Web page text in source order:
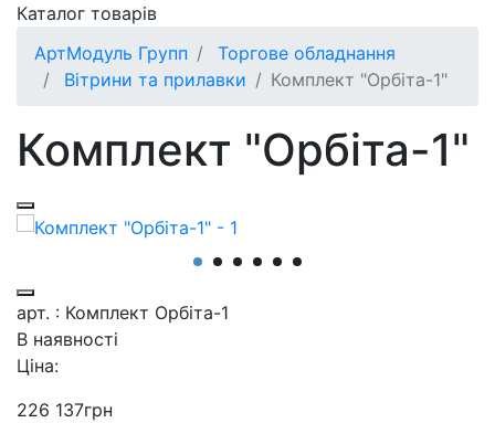
Каталог товарів
АртМодуль Групп
Торгове обладнання
Вітрини та прилавки
Комплект "Орбіта-1"
Комплект "Орбіта-1"
арт. : Комплект Орбіта-1
В наявності
Ціна:
226 137грн